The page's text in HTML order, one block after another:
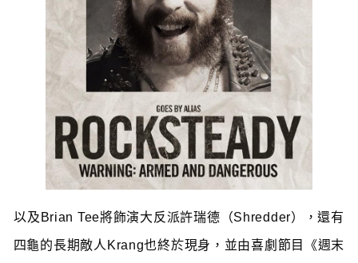
以及Brian Tee將飾演大反派許瑞德（Shredder），還有
四龜的長期敵人Krang也終於現身，並由喜劇節目《週末